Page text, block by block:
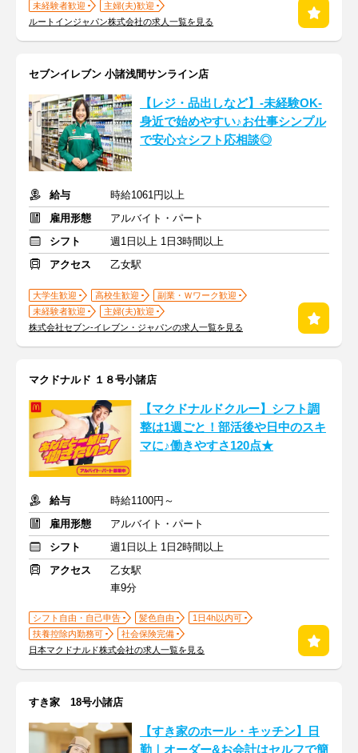
未経験者歓迎
主婦(夫)歓迎
ルートインジャパン株式会社の求人一覧を見る
セブンイレブン 小諸浅間サンライン店
【レジ・品出しなど】-未経験OK-
身近で始めやすい♪お仕事シンプル
で安心☆シフト応相談◎
給与
時給1061円以上
雇用形態
アルバイト・パート
シフト
週1日以上 1日3時間以上
アクセス
乙女駅
大学生歓迎 高校生歓迎
副業・Ｗワーク歓迎
未経験者歓迎
主婦(夫)歓迎
株式会社セブン-イレブン・ジャパンの求人一覧を見る
マクドナルド １８号小諸店
【マクドナルドクルー】シフト調
整は1週ごと！部活後や日中のスキ
マに♪働きやすさ120点★
給与
時給1100円～
雇用形態
アルバイト・パート
シフト
週1日以上 1日2時間以上
アクセス
乙女駅
車9分
シフト自由・自己申告 髪色自由
1日4h以内可
扶養控除内勤務可
社会保険完備
日本マクドナルド株式会社の求人一覧を見る
すき家 18号小諸店
【すき家のホール・キッチン】日
勤｜オーダー&お会計はセルフで簡